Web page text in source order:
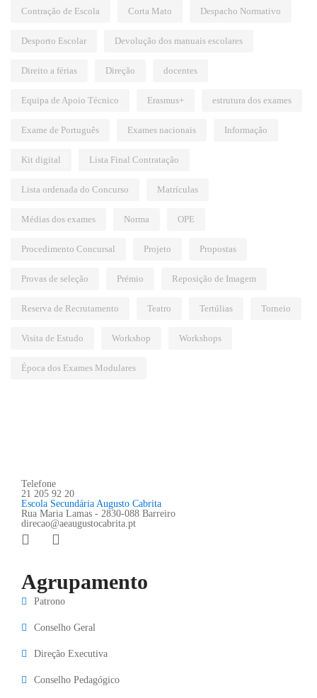
Contração de Escola Corta Mato Despacho Normativo
Desporto Escolar Devolução dos manuais escolares
Direito a férias Direção docentes
Equipa de Apoio Técnico Erasmus+ estrutura dos exames
Exame de Português Exames nacionais Informação
Kit digital Lista Final Contratação
Lista ordenada do Concurso Matrículas
Médias dos exames Norma OPE
Procedimento Concursal Projeto Propostas
Provas de seleção Prémio Reposição de Imagem
Reserva de Recrutamento Teatro Tertúlias Torneio
Visita de Estudo Workshop Workshops
Época dos Exames Modulares
Telefone
21 205 92 20
Escola Secundária Augusto Cabrita
Rua Maria Lamas - 2830-088 Barreiro
direcao@aeaugustocabrita.pt
Agrupamento
Patrono
Conselho Geral
Direção Executiva
Conselho Pedagógico